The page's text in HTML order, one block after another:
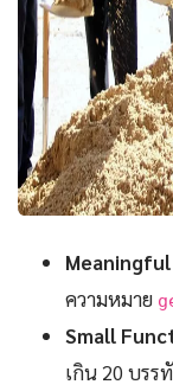
Meaningful
ความหมาย
Small
เกิน 20 บรร